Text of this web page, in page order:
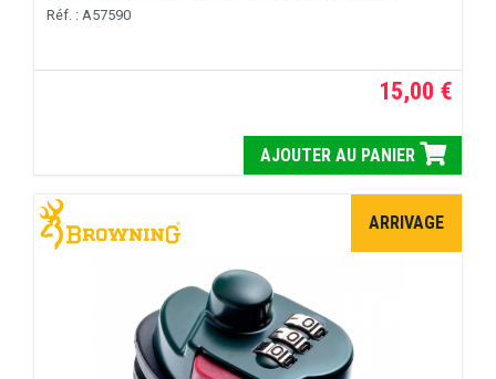
Réf. : A57590
15,00 €
AJOUTER AU PANIER
ARRIVAGE